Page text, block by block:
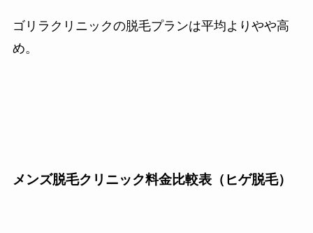
ゴリラクリニックの脱毛プランは平均よりやや高
め。
メンズ脱毛クリニック料金比較表（ヒゲ脱毛）